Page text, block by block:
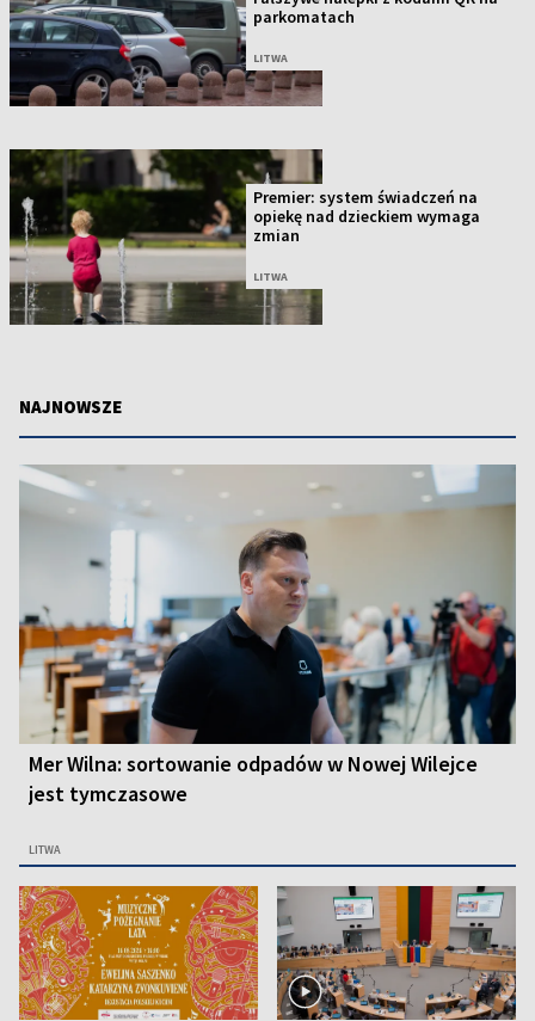
parkomatach
LITWA
Premier: system świadczeń na
opiekę nad dzieckiem wymaga
zmian
LITWA
NAJNOWSZE
Mer Wilna: sortowanie odpadów w Nowej Wilejce
jest tymczasowe
LITWA